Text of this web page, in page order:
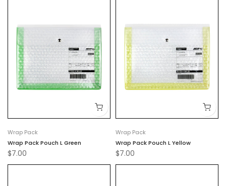
Wrap Pack
Wrap Pack Pouch L Green
$7.00
Wrap Pack
Wrap Pack Pouch L Yellow
$7.00